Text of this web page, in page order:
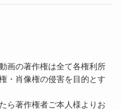
画の著作権は全て各権利所
・肖像権の侵害を目的とす
ら著作権者ご本人様よりお